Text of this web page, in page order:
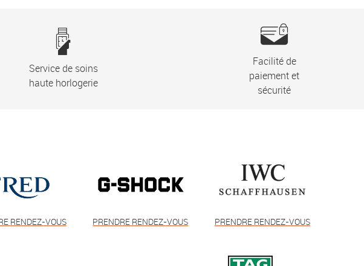
Service de soins
haute horlogerie
Facilité de
paiement et
sécurité
RENDEZ-VOUS PRENDRE RENDEZ-VOUS PRENDRE RENDEZ-VOUS